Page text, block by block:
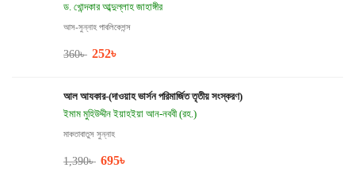
ড. খোন্দকার আব্দুল্লাহ জাহাঙ্গীর
আস-সুন্নাহ পাবলিকেশন্স
360৳ 252৳
আল আযকার-(দাওয়াহ ভার্সন পরিমার্জিত তৃতীয় সংস্করণ)
ইমাম মুহিউদ্দীন ইয়াহইয়া আন-নববী (রহ.)
মাকতাবাতুস সুন্নাহ
1,390৳ 695৳